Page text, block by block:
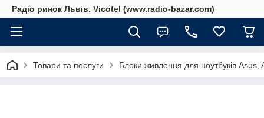
Радіо ринок Львів. Vicotel (www.radio-bazar.com)
Товари та послуги Блоки живлення для ноутбуків